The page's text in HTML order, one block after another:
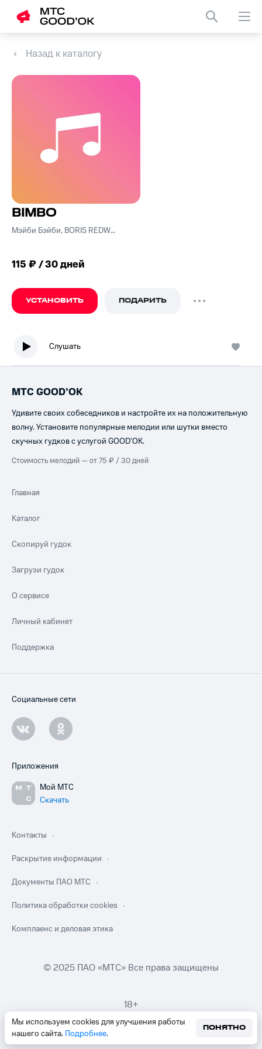
Назад к каталогу
BIMBO
Мэйби Бэйби, BORIS REDWALL
115 ₽ / 30 дней
УСТАНОВИТЬ ПОДАРИТЬ
Слушать
Мы используем cookies для улучшения работы
нашего сайта. Подробнее.
ПОНЯТНО
МТС GOOD’OK
Удивите своих собеседников и настройте их на положительную
волну. Установите популярные мелодии или шутки вместо
скучных гудков с услугой GOOD’OK.
Стоимость мелодий — от 75 ₽ / 30 дней
Главная
Каталог
Скопируй гудок
Загрузи гудок
О сервисе
Личный кабинет
Поддержка
Социальные сети
Приложения
Мой МТС
Скачать
Контакты
Раскрытие информации
Документы ПАО МТС
Политика обработки cookies
Комплаенс и деловая этика
© 2025 ПАО «МТС» Все права защищены
18+